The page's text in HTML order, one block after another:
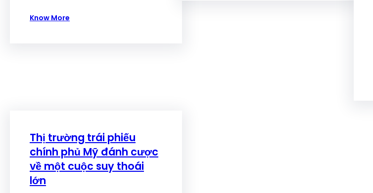
Know More
Thị trường trái phiếu
chính phủ Mỹ đánh cược
về một cuộc suy thoái
lớn